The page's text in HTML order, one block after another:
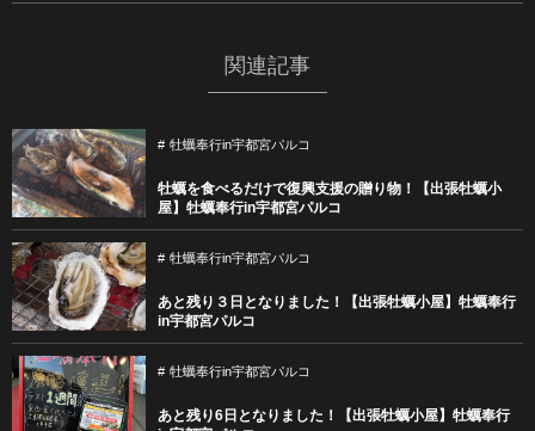
関連記事
牡蠣奉行in宇都宮パルコ
牡蠣を食べるだけで復興支援の贈り物！【出張牡蠣小
屋】牡蠣奉行in宇都宮パルコ
牡蠣奉行in宇都宮パルコ
あと残り３日となりました！【出張牡蠣小屋】牡蠣奉行
in宇都宮パルコ
牡蠣奉行in宇都宮パルコ
あと残り6日となりました！【出張牡蠣小屋】牡蠣奉行